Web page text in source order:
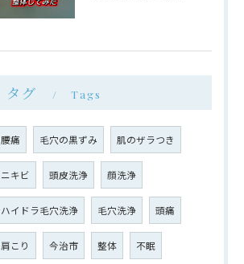
タグ Tags
腰痛 毛穴の黒ずみ 肌のザラつき
ニキビ 頭皮洗浄 顔洗浄
ハイドラ毛穴洗浄 毛穴洗浄 頭痛
肩こり 今治市 整体 不眠